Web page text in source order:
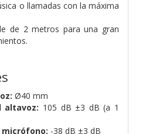
o llamadas con la máxima
de 2 metros para una gran
Ø40 mm
altavoz: 105 dB ±3 dB (a 1
micrófono: -38 dB ±3 dB